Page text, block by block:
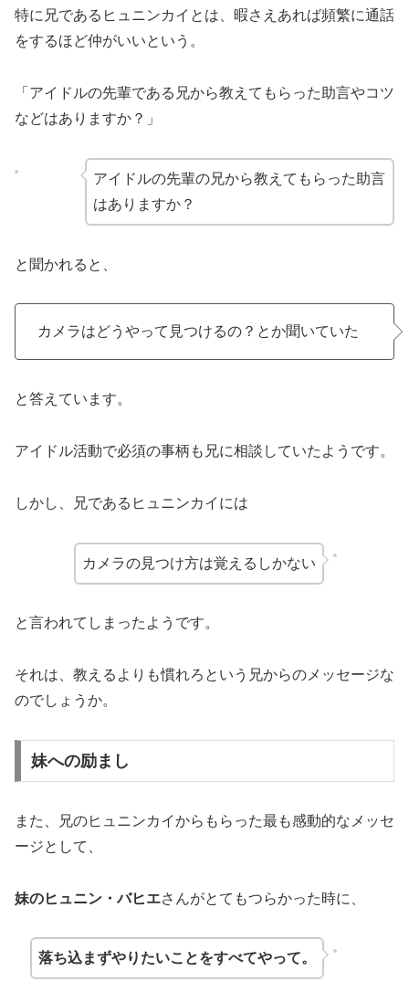
特に兄であるヒュニンカイとは、暇さえあれば頻繁に通話
をするほど仲がいいという。
「アイドルの先輩である兄から教えてもらった助言やコツ
などはありますか？」
アイドルの先輩の兄から教えてもらった助言
はありますか？
と聞かれると、
カメラはどうやって見つけるの？とか聞いていた
と答えています。
アイドル活動で必須の事柄も兄に相談していたようです。
しかし、兄であるヒュニンカイには
カメラの見つけ方は覚えるしかない
と言われてしまったようです。
それは、教えるよりも慣れろという兄からのメッセージな
のでしょうか。
妹への励まし
また、兄のヒュニンカイからもらった最も感動的なメッセ
ージとして、
妹のヒュニン・バヒエさんがとてもつらかった時に、
落ち込まずやりたいことをすべてやって。